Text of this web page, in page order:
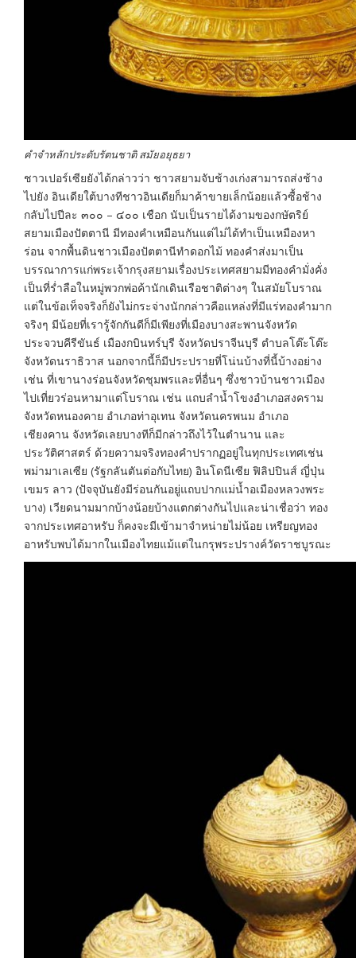
คำจำหลักประดับรัตนชาติ สมัยอยุธยา
ชาวเปอร์เซียยังได้กล่าวว่า ชาวสยามจับช้างเก่งสามารถส่งช้าง
ไปยัง อินเดียใต้บางทีชาวอินเดียก็มาค้าขายเล็กน้อยแล้วซื้อช้าง
กลับไปปีละ ๓๐๐ – ๔๐๐ เชือก นับเป็นรายได้งามของกษัตริย์
สยามเมืองปัตตานี มีทองคำเหมือนกันแต่ไม่ได้ทำเป็นเหมืองหา
ร่อน จากพื้นดินชาวเมืองปัตตานีทำดอกไม้ ทองคำส่งมาเป็น
บรรณาการแก่พระเจ้ากรุงสยามเรื่องประเทศสยามมีทองคำมั่งคั่ง
เป็นที่ร่ำลือในหมู่พวกพ่อค้านักเดินเรือชาติต่างๆ ในสมัยโบราณ
แต่ในข้อเท็จจริงก็ยังไม่กระจ่างนักกล่าวคือแหล่งที่มีแร่ทองคำมาก
จริงๆ มีน้อยที่เรารู้จักกันดีก็มีเพียงที่เมืองบางสะพานจังหวัด
ประจวบคีรีขันธ์ เมืองกบินทร์บุรี จังหวัดปราจีนบุรี ตำบลโต๊ะโต๊ะ
จังหวัดนราธิวาส นอกจากนี้ก็มีประปรายที่โน่นบ้างที่นี้บ้างอย่าง
เช่น ที่เขานางร่อนจังหวัดชุมพรและที่อื่นๆ ซึ่งชาวบ้านชาวเมือง
ไปเที่ยวร่อนหามาแต่โบราณ เช่น แถบลำน้ำโขงอำเภอสงคราม
จังหวัดหนองคาย อำเภอท่าอุเทน จังหวัดนครพนม อำเภอ
เชียงคาน จังหวัดเลยบางทีก็มีกล่าวถึงไว้ในตำนาน และ
ประวัติศาสตร์ ด้วยความจริงทองคำปรากฏอยู่ในทุกประเทศเช่น
พม่ามาเลเซีย (รัฐกลันตันต่อกับไทย) อินโดนีเซีย ฟิลิปปินส์ ญี่ปุ่น
เขมร ลาว (ปัจจุบันยังมีร่อนกันอยู่แถบปากแม่น้ำอเมืองหลวงพระ
บาง) เวียดนามมากบ้างน้อยบ้างแตกต่างกันไปและน่าเชื่อว่า ทอง
จากประเทศอาหรับ ก็คงจะมีเข้ามาจำหน่ายไม่น้อย เหรียญทอง
อาหรับพบได้มากในเมืองไทยแม้แต่ในกรุพระปรางค์วัดราชบูรณะ